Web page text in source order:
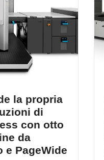
la propria
di
con otto
da
e PageWide